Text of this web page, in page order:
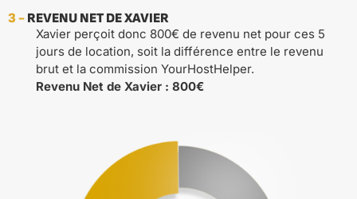
3 - REVENU NET DE XAVIER
Xavier perçoit donc 800€ de revenu net pour ces 5
jours de location, soit la différence entre le revenu
brut et la commission YourHostHelper.
Revenu Net de Xavier : 800€